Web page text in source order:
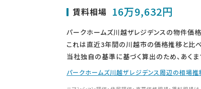
賃料相場 16万9,632円
パークホームズ川越ザレジデンスの物件価
これは直近3年間の川越市の価格推移と比べ
当社独自の基準に基づく算出のため、あくま
パークホームズ川越ザレジデンス周辺の相場推